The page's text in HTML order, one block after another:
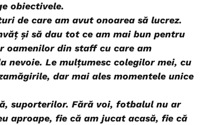
obiectivele.
de care am avut onoarea să lucrez.
și să dau tot ce am mai bun pentru
oamenilor din staff cu care am
nevoie. Le mulțumesc colegilor mei, cu
dar mai ales momentele unice
suporterilor. Fără voi, fotbalul nu ar
aproape, fie că am jucat acasă, fie că